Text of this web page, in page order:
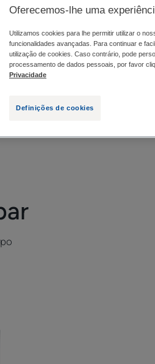
negros: para cada
que melhor se
Oferecemos-lhe uma
Utilizamos cookies para lhe permitir utilizar o
funcionalidades avançadas. Para continuar e
utilização de cookies. Caso contrário, pode
processamento de dados pessoais, por favor
Privacidade
Definições de cookies